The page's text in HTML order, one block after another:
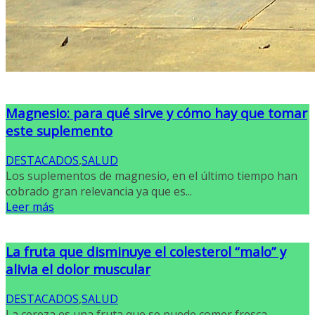
Magnesio: para qué sirve y cómo hay que tomar
este suplemento
DESTACADOS,SALUD
Los suplementos de magnesio, en el último tiempo han
cobrado gran relevancia ya que es...
Leer más
La fruta que disminuye el colesterol “malo” y
alivia el dolor muscular
DESTACADOS,SALUD